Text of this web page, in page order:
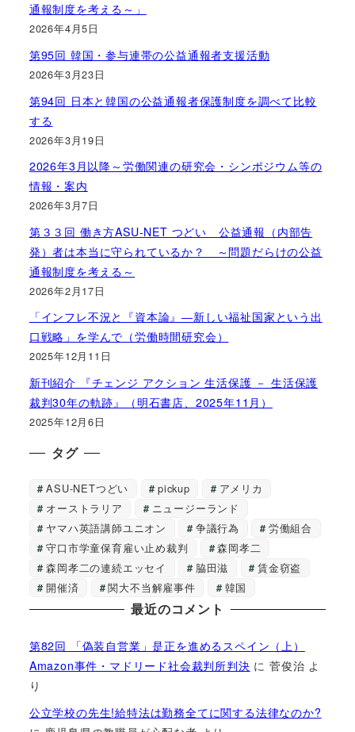
通報制度を考える～」
2026年4月5日
第95回 韓国・参与連帯の公益通報者支援活動
2026年3月23日
第94回 日本と韓国の公益通報者保護制度を調べて比較
する
2026年3月19日
2026年3月以降～労働関連の研究会・シンポジウム等の
情報・案内
2026年3月7日
第３３回 働き方ASU-NET つどい 公益通報（内部告
発）者は本当に守られているか？ ～問題だらけの公益
通報制度を考える～
2026年2月17日
「インフレ不況と『資本論』―新しい福祉国家という出
口戦略」を学んで（労働時間研究会）
2025年12月11日
新刊紹介 『チェンジ アクション 生活保護 － 生活保護
裁判30年の軌跡』（明石書店、2025年11月）
2025年12月6日
タグ
ASU-NETつどい pickup
アメリカ
オーストラリア
ニュージーランド
ヤマハ英語講師ユニオン
争議行為
労働組合
守口市学童保育雇い止め裁判
森岡孝二
森岡孝二の連続エッセイ
脇田滋
賃金窃盗
開催済
関大不当解雇事件 韓国
最近のコメント
第82回 「偽装自営業」是正を進めるスペイン（上）
Amazon事件・マドリード社会裁判所判決 に菅俊治 よ
り
公立学校の先生!給特法は勤務全てに関する法律なのか?